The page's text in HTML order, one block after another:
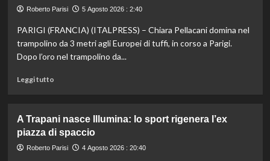
giorni
spettacolo
a
Scoglitti.
A
Q8,
Under
Roberto Parisi 5 Agosto 2026 : 2:40
PARIGI (FRANCIA) (ITALPRESS) – Chiara Pellacani domina nel
trampolino da 3 metri agli Europei di tuffi, in corso a Parigi.
Dopo l’oro nel trampolino da...
Leggi tuttoLeggi
Tuffi,
Pellacani
medaglia
A Trapani nasce Illumina: lo sport rigenera l’ex
piazza di spaccio
Roberto Parisi 4 Agosto 2026 : 20:40